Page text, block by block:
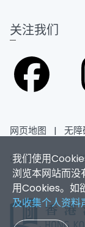
我们使用
浏览本网站而
用Cookies。如
及收集个人资料
关注我们
网页地图 | 无障
2026香港浸会大学